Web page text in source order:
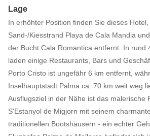
Lage
In erhöhter Position finden Sie dieses
Sand-/Kiesstrand Playa de Cala Mandia
der Bucht Cala Romantica entfernt. In rund
laden einige Restaurants, Bars und
Porto Cristo ist ungefähr 6 km entfernt,
Inselhauptstadt Palma ca. 70 km weit weg
Ausflugsziel in der Nähe ist das malerische
S'Estanyol de Migjorn mit seinem
traditionellen Bootshäusern - ein echter